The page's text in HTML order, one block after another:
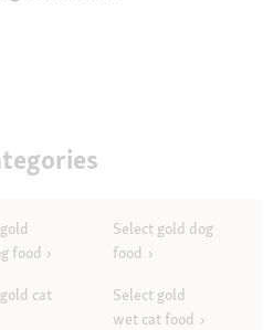
food
Select gold dog
food
cat
Select gold
wet cat food